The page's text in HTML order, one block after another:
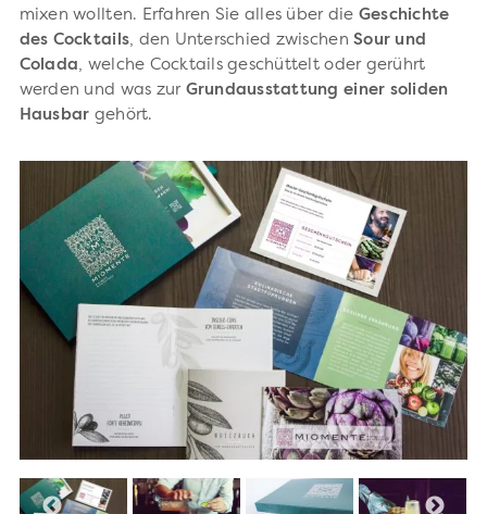
mixen wollten. Erfahren Sie alles über die Geschichte
des Cocktails, den Unterschied zwischenSour und
Colada, welche Cocktails geschüttelt oder gerührt
werden und was zur Grundausstattung einer soliden
Hausbar gehört.